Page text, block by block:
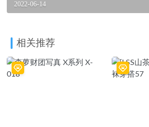
2022-06-14
相关推荐